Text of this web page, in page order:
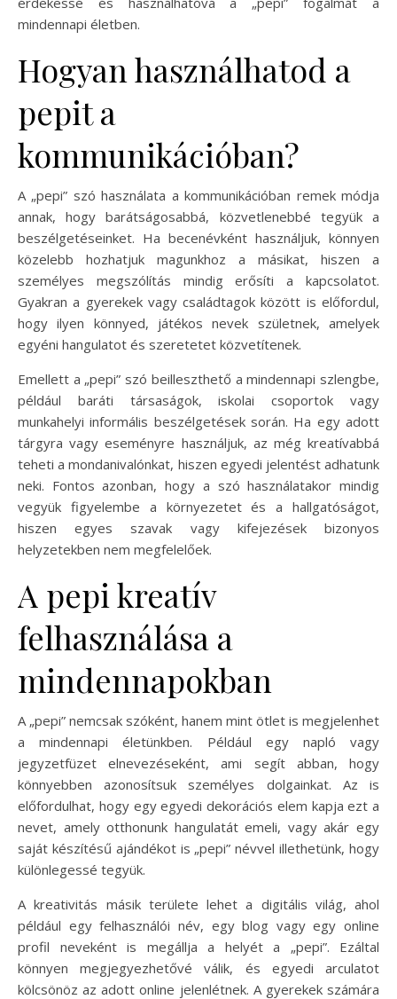
mindennapi életben.
Hogyan használhatod a
pepit a
kommunikációban?
A „pepi” szó használata a kommunikációban remek módja
annak, hogy barátságosabbá, közvetlenebbé tegyük a
beszélgetéseinket. Ha becenévként használjuk, könnyen
közelebb hozhatjuk magunkhoz a másikat, hiszen a
személyes megszólítás mindig erősíti a kapcsolatot.
Gyakran a gyerekek vagy családtagok között is előfordul,
hogy ilyen könnyed, játékos nevek születnek, amelyek
egyéni hangulatot és szeretetet közvetítenek.
Emellett a „pepi” szó beilleszthető a mindennapi szlengbe,
például baráti társaságok, iskolai csoportok vagy
munkahelyi informális beszélgetések során. Ha egy adott
tárgyra vagy eseményre használjuk, az még kreatívabbá
teheti a mondanivalónkat, hiszen egyedi jelentést adhatunk
neki. Fontos azonban, hogy a szó használatakor mindig
vegyük figyelembe a környezetet és a hallgatóságot,
hiszen egyes szavak vagy kifejezések bizonyos
helyzetekben nem megfelelőek.
A pepi kreatív
felhasználása a
mindennapokban
A „pepi” nemcsak szóként, hanem mint ötlet is megjelenhet
a mindennapi életünkben. Például egy napló vagy
jegyzetfüzet elnevezéseként, ami segít abban, hogy
könnyebben azonosítsuk személyes dolgainkat. Az is
előfordulhat, hogy egy egyedi dekorációs elem kapja ezt a
nevet, amely otthonunk hangulatát emeli, vagy akár egy
saját készítésű ajándékot is „pepi” névvel illethetünk, hogy
különlegessé tegyük.
A kreativitás másik területe lehet a digitális világ, ahol
például egy felhasználói név, egy blog vagy egy online
profil neveként is megállja a helyét a „pepi”. Ezáltal
könnyen megjegyezhetővé válik, és egyedi arculatot
kölcsönöz az adott online jelenlétnek. A gyerekek számára